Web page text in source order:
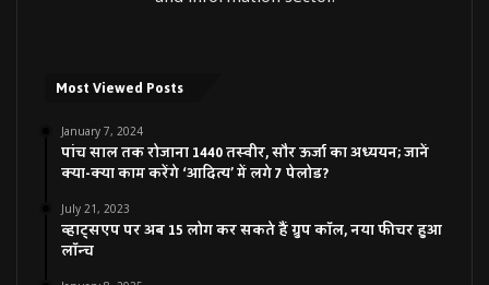
Most Viewed Posts
January 7, 2024
पांच साल तक रोजाना 1440 तस्वीर, सौर ऊर्जा का अध्ययन; जानें
क्या-क्या काम करेंगे ‘आदित्य’ में लगे 7 पेलोड?
July 21, 2023
व्हाट्सएप पर अब 15 लोग कर सकते हैं ग्रुप कॉल, नया फीचर हुआ
लॉन्च